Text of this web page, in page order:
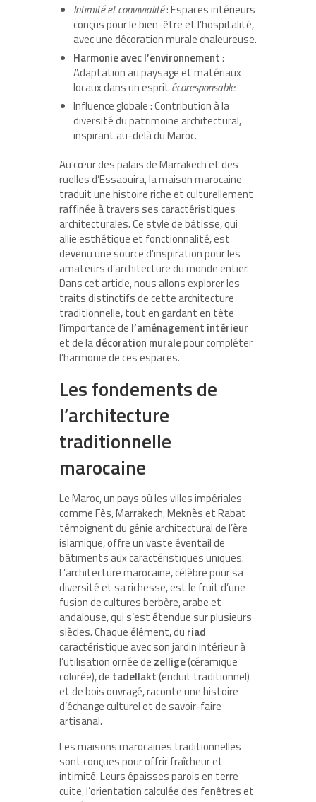
Intimité et convivialité: Espaces intérieurs
conçus pour le bien-être et l’hospitalité,
avec une décoration murale chaleureuse.
Harmonie avec l’environnement:
Adaptation au paysage et matériaux
locaux dans un esprit écoresponsable.
Influence globale : Contribution à la
diversité du patrimoine architectural,
inspirant au-delà du Maroc.
Au cœur des palais de Marrakech et des
ruelles d’Essaouira, la maison marocaine
traduit une histoire riche et culturellement
raffinée à travers ses caractéristiques
architecturales. Ce style de bâtisse, qui
allie esthétique et fonctionnalité, est
devenu une source d’inspiration pour les
amateurs d’architecture du monde entier.
Dans cet article, nous allons explorer les
traits distinctifs de cette architecture
traditionnelle, tout en gardant en tête
l’importance de l’aménagement intérieur
et de ladécoration muralepour compléter
l’harmonie de ces espaces.
Les fondements de
l’architecture
traditionnelle
marocaine
Le Maroc, un pays où les villes impériales
comme Fès, Marrakech, Meknès et Rabat
témoignent du génie architectural de l’ère
islamique, offre un vaste éventail de
bâtiments aux caractéristiques uniques.
L’architecture marocaine, célèbre pour sa
diversité et sa richesse, est le fruit d’une
fusion de cultures berbère, arabe et
andalouse, qui s’est étendue sur plusieurs
siècles. Chaque élément, du riad
caractéristique avec son jardin intérieur à
l’utilisation ornée de zellige(céramique
colorée), de tadellakt(enduit traditionnel)
et de bois ouvragé, raconte une histoire
d’échange culturel et de savoir-faire
artisanal.
Les maisons marocaines traditionnelles
sont conçues pour offrir fraîcheur et
intimité. Leurs épaisses parois en terre
cuite, l’orientation calculée des fenêtres et